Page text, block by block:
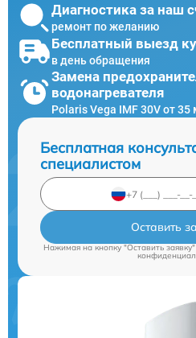
Диагностика за наш
ремонт по желанию
Бесплатный выезд
в день обращения
Замена
водонагревателя
Polaris Vega IMF 30V от 35
Бесплатная
специалистом
Оставить
Нажимая на кнопку "Оставить